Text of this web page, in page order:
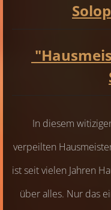
In diesem
verpeilten
ist seit vielen Jahren
über alles. Nur das